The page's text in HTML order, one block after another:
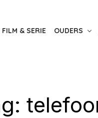
FILM & SERIE OUDERS